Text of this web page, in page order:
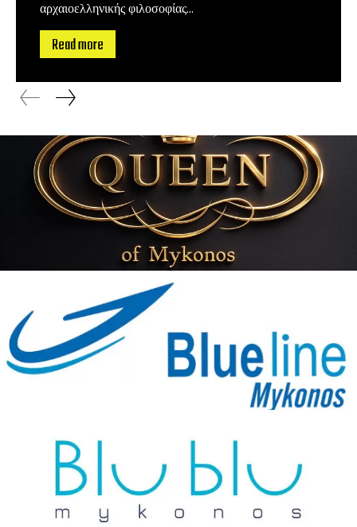
αρχαιοελληνικής φιλοσοφίας...
Read more